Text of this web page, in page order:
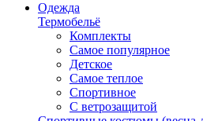
Одежда
Термобельё
Комплекты
Самое популярное
Детское
Самое теплое
Спортивное
С ветрозащитой